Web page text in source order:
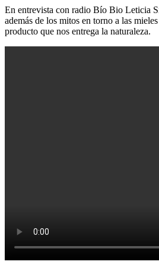
En entrevista con radio Bío Bio Leticia
además de los mitos en torno a las
producto que nos entrega la naturaleza.